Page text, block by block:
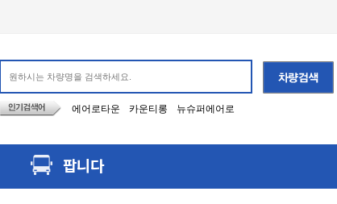
에어로타운 카운티롱 뉴슈퍼에어로
팝니다